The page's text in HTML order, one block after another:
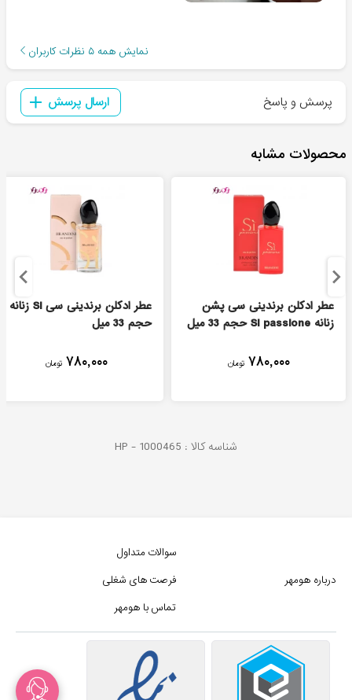
نمایش همه ۵ نظرات کاربران
پرسش و پاسخ ارسال پرسش
محصولات مشابه
عطر ادکلن برندینی سی پشن
زنانه Si passione حجم 33 میل
۷۸۰,۰۰۰ تومان
عطر ادکلن برندینی سی Si زنانه
حجم 33 میل
۷۸۰,۰۰۰ تومان
شناسه کالا : HP - 1000465
درباره هومهر
سوالات متداول
فرصت های شغلی
تماس با هومهر